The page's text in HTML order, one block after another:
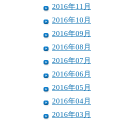
2016年11月
2016年10月
2016年09月
2016年08月
2016年07月
2016年06月
2016年05月
2016年04月
2016年03月